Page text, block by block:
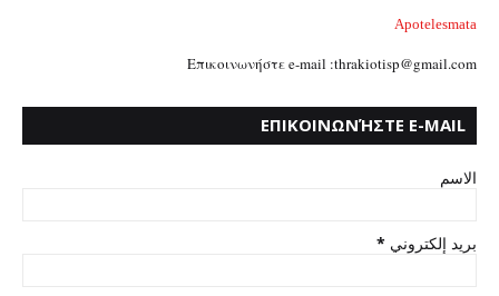
Apotelesmata
Επικοινωνήστε e-mail :thrakiotisp@gmail.com
ΕΠΙΚΟΙΝΩΝΉΣΤΕ E-MAIL
الاسم
بريد إلكتروني *